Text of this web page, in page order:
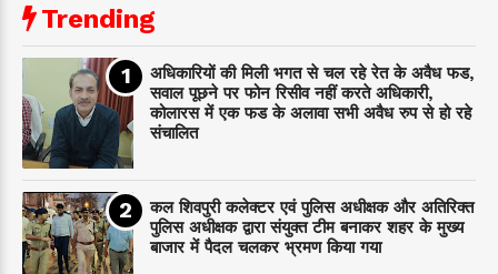
Trending
अधिकारियों की मिली भगत से चल रहे रेत के अवैध फड,
सवाल पूछने पर फोन रिसीव नहीं करते अधिकारी,
कोलारस में एक फड के अलावा सभी अवैध रुप से हो रहे
संचालित
कल शिवपुरी कलेक्टर एवं पुलिस अधीक्षक और अतिरिक्त
पुलिस अधीक्षक द्वारा संयुक्त टीम बनाकर शहर के मुख्य
बाजार में पैदल चलकर भ्रमण किया गया